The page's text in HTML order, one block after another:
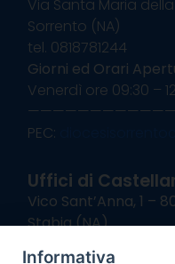
Via Santa Maria
Sorrento (NA)
tel. 0818781244
Giorni ed Orari
Venerdì ore 09:30 –
PEC:
Uffici di
Vico Sant’Anna, 1 –
Stabia (NA)
Informativa